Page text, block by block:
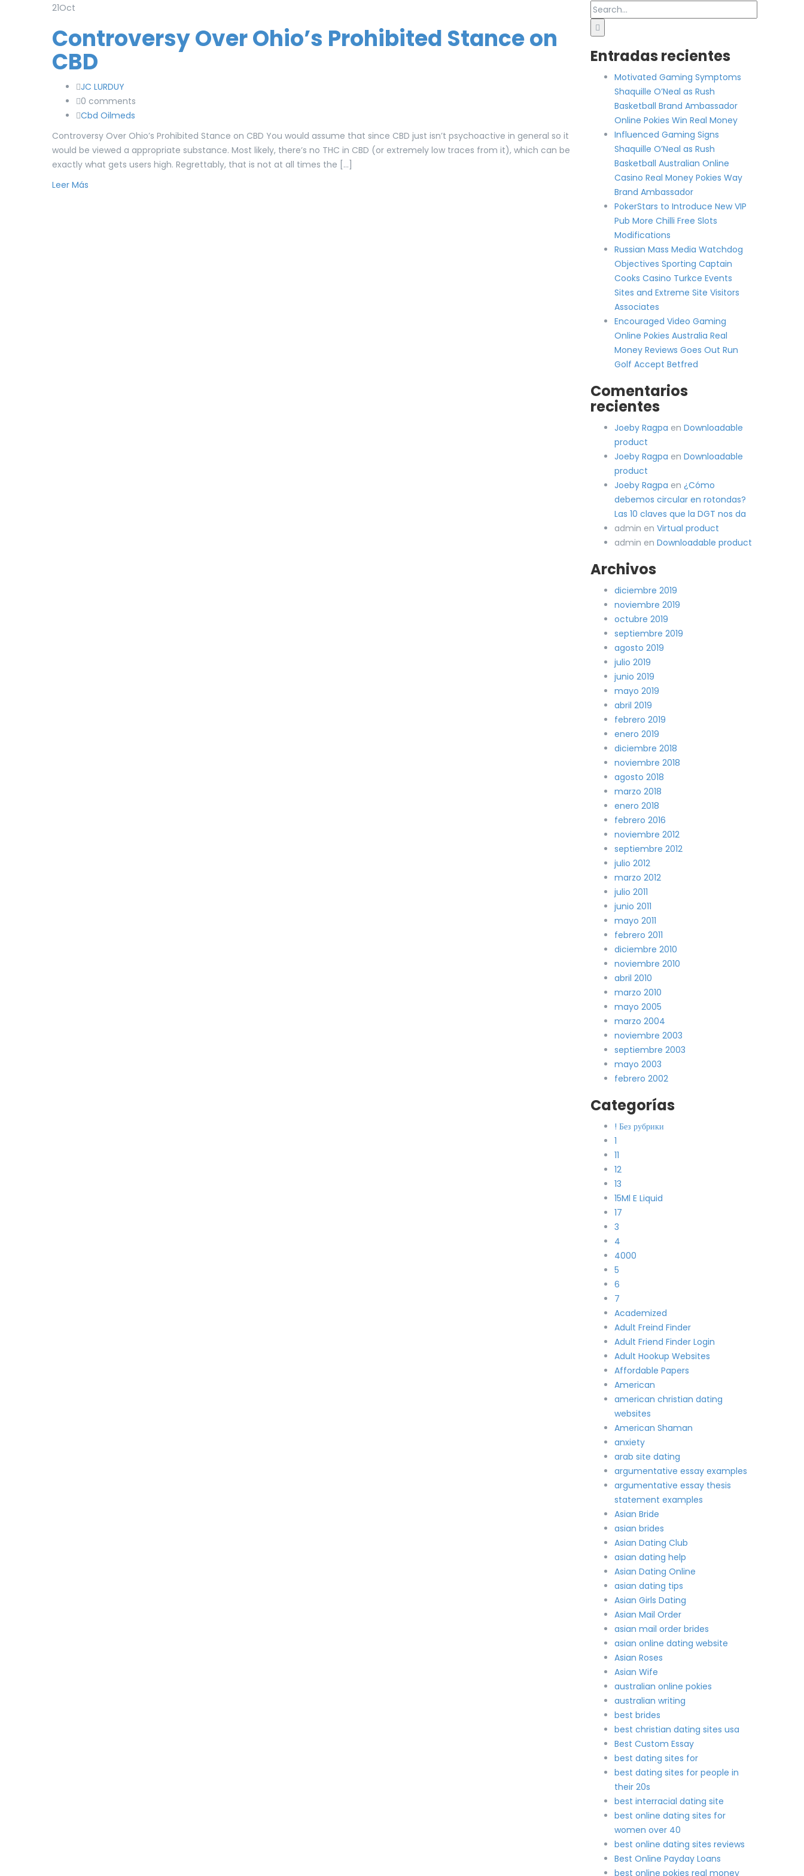
21Oct
Controversy Over Ohio’s Prohibited Stance on
CBD
JC LURDUY
0 comments
Cbd Oilmeds
Controversy Over Ohio’s Prohibited Stance on CBD You would assume that since CBD just isn’t psychoactive in general so it
would be viewed a appropriate substance. Most likely, there’s no THC in CBD (or extremely low traces from it), which can be
exactly what gets users high. Regrettably, that is not at all times the […]
Leer Más
Entradas recientes
Motivated Gaming Symptoms
Shaquille O’Neal as Rush
Basketball Brand Ambassador
Online Pokies Win Real Money
Influenced Gaming Signs
Shaquille O’Neal as Rush
Basketball Australian Online
Casino Real Money Pokies Way
Brand Ambassador
PokerStars to Introduce New VIP
Pub More Chilli Free Slots
Modifications
Russian Mass Media Watchdog
Objectives Sporting Captain
Cooks Casino Turkce Events
Sites and Extreme Site Visitors
Associates
Encouraged Video Gaming
Online Pokies Australia Real
Money Reviews Goes Out Run
Golf Accept Betfred
Comentarios
recientes
Joeby Ragpa en Downloadable
product
Joeby Ragpa en Downloadable
product
Joeby Ragpa en ¿Cómo
debemos circular en rotondas?
Las 10 claves que la DGT nos da
admin en Virtual product
admin en Downloadable product
Archivos
diciembre 2019
noviembre 2019
octubre 2019
septiembre 2019
agosto 2019
julio 2019
junio 2019
mayo 2019
abril 2019
febrero 2019
enero 2019
diciembre 2018
noviembre 2018
agosto 2018
marzo 2018
enero 2018
febrero 2016
noviembre 2012
septiembre 2012
julio 2012
marzo 2012
julio 2011
junio 2011
mayo 2011
febrero 2011
diciembre 2010
noviembre 2010
abril 2010
marzo 2010
mayo 2005
marzo 2004
noviembre 2003
septiembre 2003
mayo 2003
febrero 2002
Categorías
! Без рубрики
1
11
12
13
15Ml E Liquid
17
3
4
4000
5
6
7
Academized
Adult Freind Finder
Adult Friend Finder Login
Adult Hookup Websites
Affordable Papers
American
american christian dating
websites
American Shaman
anxiety
arab site dating
argumentative essay examples
argumentative essay thesis
statement examples
Asian Bride
asian brides
Asian Dating Club
asian dating help
Asian Dating Online
asian dating tips
Asian Girls Dating
Asian Mail Order
asian mail order brides
asian online dating website
Asian Roses
Asian Wife
australian online pokies
australian writing
best brides
best christian dating sites usa
Best Custom Essay
best dating sites for
best dating sites for people in
their 20s
best interracial dating site
best online dating sites for
women over 40
best online dating sites reviews
Best Online Payday Loans
best online pokies real money